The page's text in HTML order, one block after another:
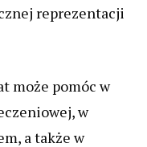
reprezentacji
może pomóc w
w
a także w